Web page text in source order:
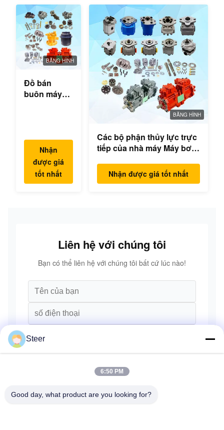
BĂNG HÌNH
Đồ bán
buôn máy
phận động
cơ swing
cho Hyundai
Yanmar
Komatsu
Nhận
được giá
tốt nhất
BĂNG HÌNH
Các bộ phận thủy lực trực
tiếp của nhà máy Máy bơm
Mô hình động cơ
PC/EX/EC/DH/DX/CAAT/SH
Nhận được giá tốt nhất
Liên hệ với chúng tôi
Bạn có thể liên hệ với chúng tôi bất cứ lúc nào!
Steer
6:50 PM
Good day, what product are you looking for?